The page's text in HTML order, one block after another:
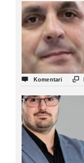
 Komentari 